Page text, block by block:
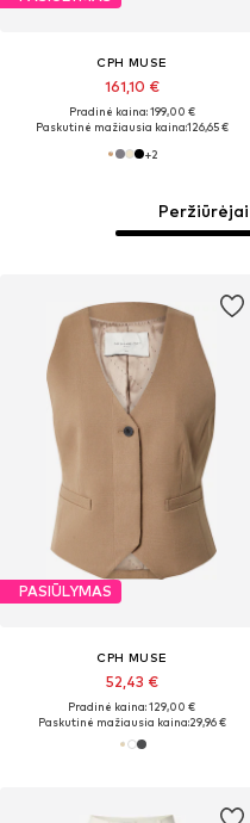
CPH MUSE
161,10 €
Pradinė kaina: 199,00 €
Paskutinė mažiausia kaina:126,65 €
+2
PASIŪLYMAS
CPH MUSE
52,43 €
Pradinė kaina: 129,00 €
Paskutinė mažiausia kaina:29,96 €